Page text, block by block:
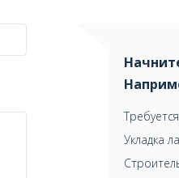
Укладка